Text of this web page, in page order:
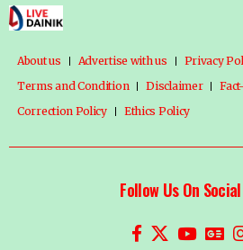
About us Advertise with us Privacy
Terms and Condition
Disclaimer
Correction Policy
Ethics Policy
Follow Us On